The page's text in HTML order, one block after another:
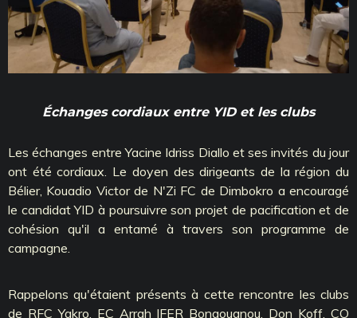
Échanges cordiaux entre YID et les clubs
Les échanges entre Yacine Idriss Diallo et ses invités du jour
ont été cordiaux. Le doyen des dirigeants de la région du
Bélier, Kouadio Victor de N'Zi FC de Dimbokro a encouragé
le candidat YID à poursuivre son projet de pacification et de
cohésion qu'il a entamé à travers son programme de
campagne.
Rappelons qu'étaient présents à cette rencontre les clubs
de RFC Yakro, EC Arrah IFER Bongouanou, Don Koff, CO